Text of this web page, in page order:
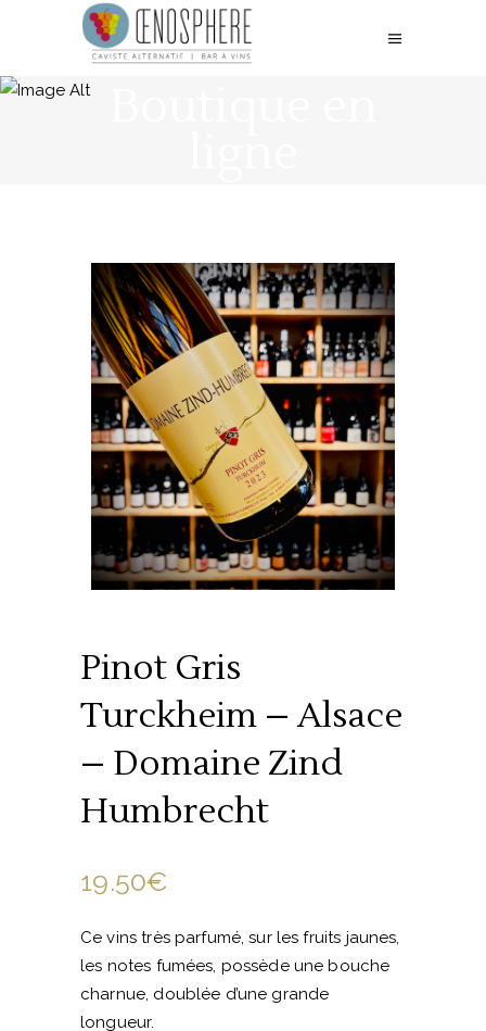
Pinot Gris
Turckheim – Alsace
– Domaine Zind
Humbrecht
19.50€
Ce vins très parfumé, sur les fruits jaunes,
les notes fumées, possède une bouche
charnue, doublée d’une grande
longueur.